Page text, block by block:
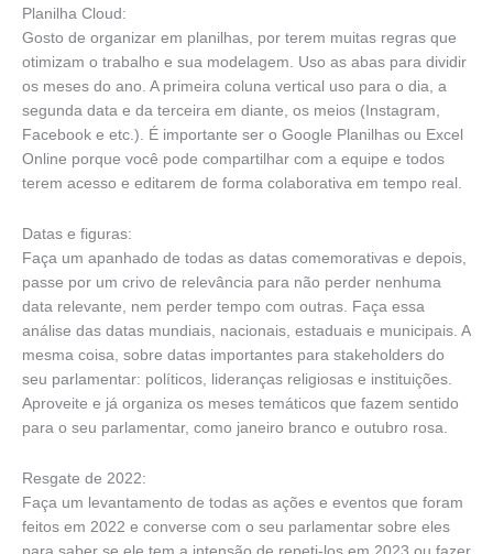
Planilha Cloud:
Gosto de organizar em planilhas, por terem muitas regras que
otimizam o trabalho e sua modelagem. Uso as abas para dividir
os meses do ano. A primeira coluna vertical uso para o dia, a
segunda data e da terceira em diante, os meios (Instagram,
Facebook e etc.). É importante ser o Google Planilhas ou Excel
Online porque você pode compartilhar com a equipe e todos
terem acesso e editarem de forma colaborativa em tempo real.
Datas e figuras:
Faça um apanhado de todas as datas comemorativas e depois,
passe por um crivo de relevância para não perder nenhuma
data relevante, nem perder tempo com outras. Faça essa
análise das datas mundiais, nacionais, estaduais e municipais. A
mesma coisa, sobre datas importantes para stakeholders do
seu parlamentar: políticos, lideranças religiosas e instituições.
Aproveite e já organiza os meses temáticos que fazem sentido
para o seu parlamentar, como janeiro branco e outubro rosa.
Resgate de 2022:
Faça um levantamento de todas as ações e eventos que foram
feitos em 2022 e converse com o seu parlamentar sobre eles